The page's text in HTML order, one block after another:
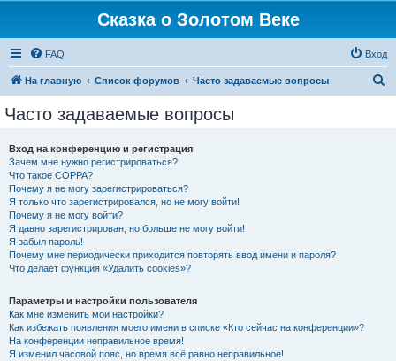
Сказка о Золотом Веке
FAQ Вход
На главную Список форумов Часто задаваемые вопросы
Часто задаваемые вопросы
Вход на конференцию и регистрация
Зачем мне нужно регистрироваться?
Что такое COPPA?
Почему я не могу зарегистрироваться?
Я только что зарегистрировался, но не могу войти!
Почему я не могу войти?
Я давно зарегистрирован, но больше не могу войти!
Я забыл пароль!
Почему мне периодически приходится повторять ввод имени и пароля?
Что делает функция «Удалить cookies»?
Параметры и настройки пользователя
Как мне изменить мои настройки?
Как избежать появления моего имени в списке «Кто сейчас на конференции»?
На конференции неправильное время!
Я изменил часовой пояс, но время всё равно неправильное!